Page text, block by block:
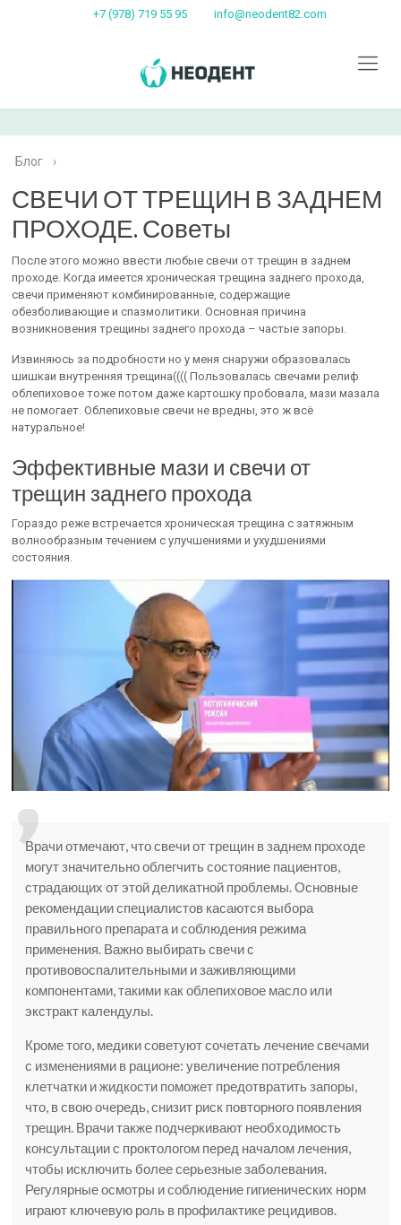
+7 (978) 719 55 95 info@neodent82.com
Блог ›
СВЕЧИ ОТ ТРЕЩИН В ЗАДНЕМ
ПРОХОДЕ. Советы
После этого можно ввести любые свечи от трещин в заднем
проходе. Когда имеется хроническая трещина заднего прохода,
свечи применяют комбинированные, содержащие
обезболивающие и спазмолитики. Основная причина
возникновения трещины заднего прохода – частые запоры.
Извиняюсь за подробности но у меня снаружи образовалась
шишкаи внутренняя трещина(((( Пользовалась свечами релиф
облепиховое тоже потом даже картошку пробовала, мази мазала
не помогает. Облепиховые свечи не вредны, это ж всё
натуральное!
Эффективные мази и свечи от
трещин заднего прохода
Гораздо реже встречается хроническая трещина с затяжным
волнообразным течением с улучшениями и ухудшениями
состояния.
Врачи отмечают, что свечи от трещин в заднем проходе
могут значительно облегчить состояние пациентов,
страдающих от этой деликатной проблемы. Основные
рекомендации специалистов касаются выбора
правильного препарата и соблюдения режима
применения. Важно выбирать свечи с
противовоспалительными и заживляющими
компонентами, такими как облепиховое масло или
экстракт календулы.
Кроме того, медики советуют сочетать лечение свечами
с изменениями в рационе: увеличение потребления
клетчатки и жидкости поможет предотвратить запоры,
что, в свою очередь, снизит риск повторного появления
трещин. Врачи также подчеркивают необходимость
консультации с проктологом перед началом лечения,
чтобы исключить более серьезные заболевания.
Регулярные осмотры и соблюдение гигиенических норм
играют ключевую роль в профилактике рецидивов.